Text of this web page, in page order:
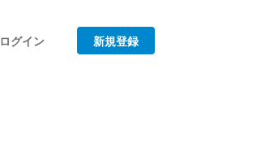
ログイン 新規登録